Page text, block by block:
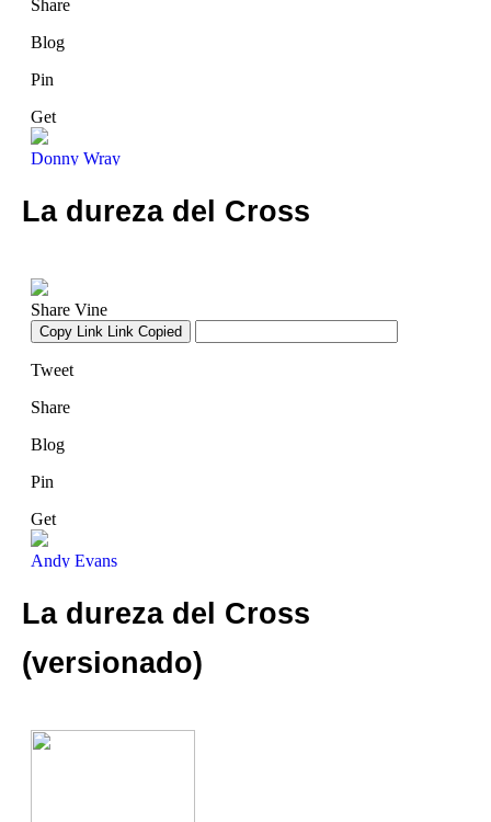
La dureza del Cross
La dureza del Cross
(versionado)